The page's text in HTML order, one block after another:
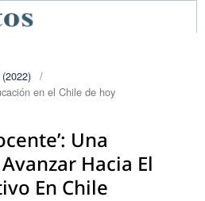
/
en el Chile de hoy
Una
Hacia El
En Chile